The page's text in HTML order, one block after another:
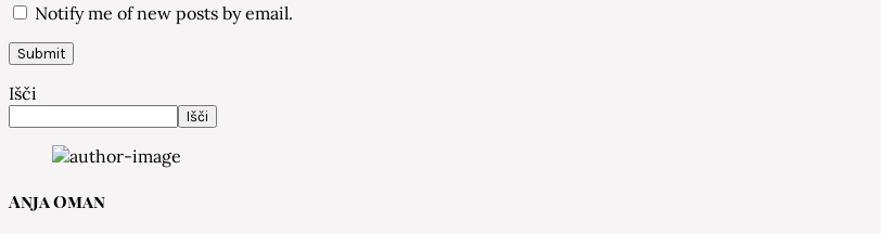
Notify me of new posts by email.
Išči
Išči
Anja Oman